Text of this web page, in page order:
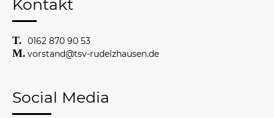
Kontakt
0162 870 90 53
vorstand@tsv-rudelzhausen.de
Social Media